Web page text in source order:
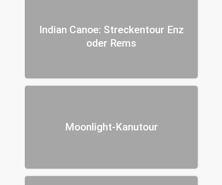
Indian Canoe: Streckentour Enz
oder Rems
Moonlight-Kanutour